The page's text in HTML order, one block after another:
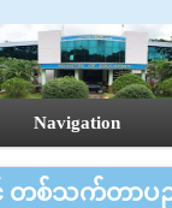
Navigation
င့် တစ်သက်တာပ